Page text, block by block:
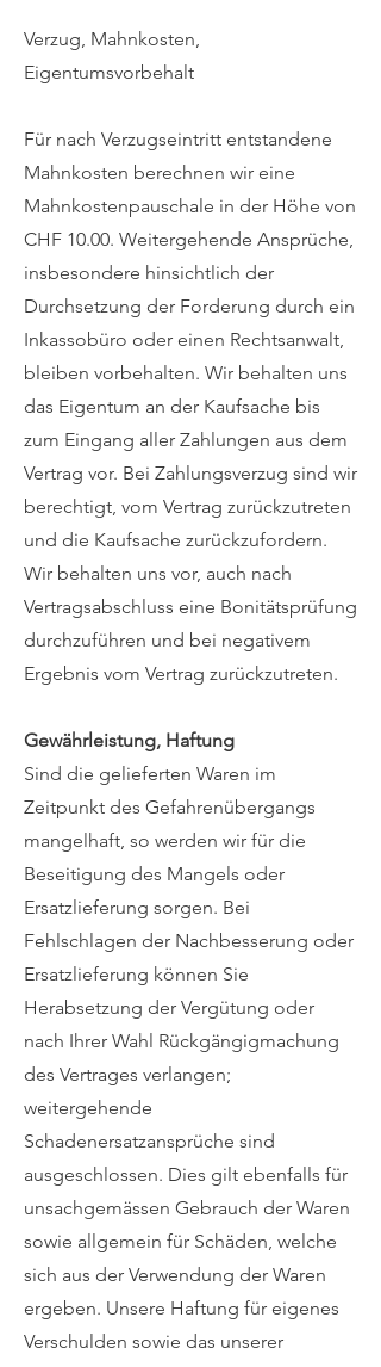
Verzug, Mahnkosten,
Eigentumsvorbehalt
Für nach Verzugseintritt entstandene
Mahnkosten berechnen wir eine
Mahnkostenpauschale in der Höhe von
CHF 10.00. Weitergehende Ansprüche,
insbesondere hinsichtlich der
Durchsetzung der Forderung durch ein
Inkassobüro oder einen Rechtsanwalt,
bleiben vorbehalten. Wir behalten uns
das Eigentum an der Kaufsache bis
zum Eingang aller Zahlungen aus dem
Vertrag vor. Bei Zahlungsverzug sind wir
berechtigt, vom Vertrag zurückzutreten
und die Kaufsache zurückzufordern.
Wir behalten uns vor, auch nach
Vertragsabschluss eine Bonitätsprüfung
durchzuführen und bei negativem
Ergebnis vom Vertrag zurückzutreten.
Gewährleistung, Haftung
Sind die gelieferten Waren im
Zeitpunkt des Gefahrenübergangs
mangelhaft, so werden wir für die
Beseitigung des Mangels oder
Ersatzlieferung sorgen. Bei
Fehlschlagen der Nachbesserung oder
Ersatzlieferung können Sie
Herabsetzung der Vergütung oder
nach Ihrer Wahl Rückgängigmachung
des Vertrages verlangen;
weitergehende
Schadenersatzansprüche sind
ausgeschlossen. Dies gilt ebenfalls für
unsachgemässen Gebrauch der Waren
sowie allgemein für Schäden, welche
sich aus der Verwendung der Waren
ergeben. Unsere Haftung für eigenes
Verschulden sowie das unserer